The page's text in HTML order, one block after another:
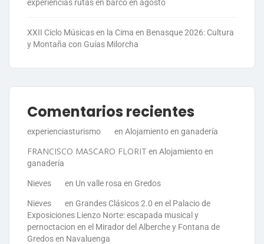
experiencias rutas en barco en agosto
XXII Ciclo Músicas en la Cima en Benasque 2026: Cultura
y Montaña con Guías Milorcha
Comentarios recientes
experienciasturismo en Alojamiento en ganadería
FRANCISCO MASCARO FLORIT en Alojamiento en
ganadería
Nieves en Un valle rosa en Gredos
Nieves en Grandes Clásicos 2.0 en el Palacio de
Exposiciones Lienzo Norte: escapada musical y
pernoctacion en el Mirador del Alberche y Fontana de
Gredos en Navaluenga